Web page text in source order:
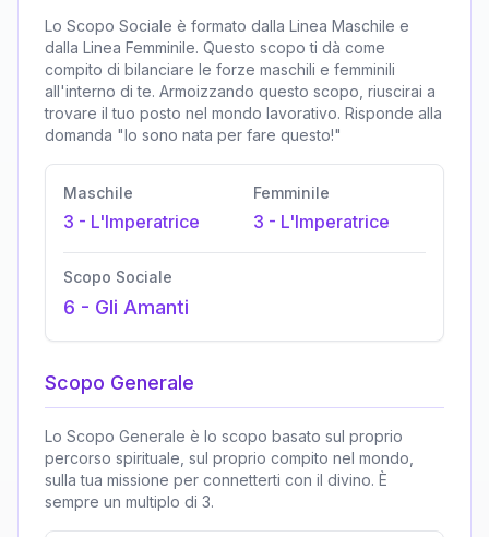
Lo Scopo Sociale è formato dalla Linea Maschile e
dalla Linea Femminile. Questo scopo ti dà come
compito di bilanciare le forze maschili e femminili
all'interno di te. Armoizzando questo scopo, riuscirai a
trovare il tuo posto nel mondo lavorativo. Risponde alla
domanda "Io sono nata per fare questo!"
Maschile
3 - L'Imperatrice
Femminile
3 - L'Imperatrice
Scopo Sociale
6 - Gli Amanti
Scopo Generale
Lo Scopo Generale è lo scopo basato sul proprio
percorso spirituale, sul proprio compito nel mondo,
sulla tua missione per connetterti con il divino. È
sempre un multiplo di 3.